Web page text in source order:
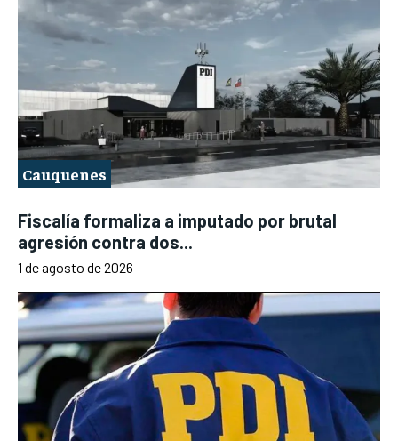
Cauquenes
Fiscalía formaliza a imputado por brutal
agresión contra dos...
1 de agosto de 2026